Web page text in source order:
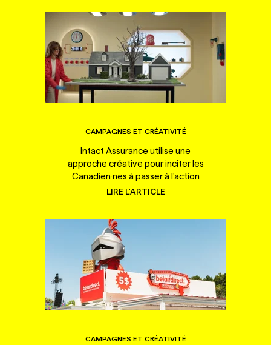
CAMPAGNES ET CRÉATIVITÉ
Intact Assurance utilise une
approche créative pour inciter les
Canadien·nes à passer à l'action
LIRE L'ARTICLE
CAMPAGNES ET CRÉATIVITÉ